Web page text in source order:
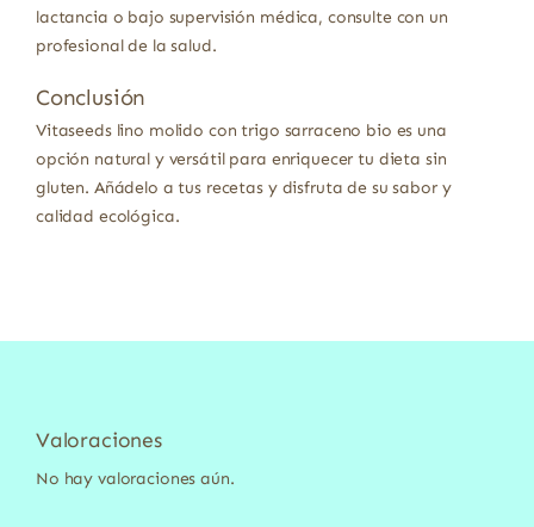
lactancia o bajo supervisión médica, consulte con un
profesional de la salud.
Conclusión
Vitaseeds lino molido con trigo sarraceno bio es una
opción natural y versátil para enriquecer tu dieta sin
gluten. Añádelo a tus recetas y disfruta de su sabor y
calidad ecológica.
Valoraciones
No hay valoraciones aún.